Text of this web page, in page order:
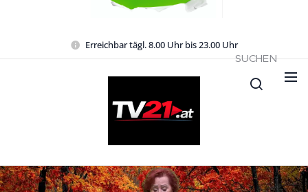
Erreichbar tägl. 8.00 Uhr bis 23.00 Uhr
SUCHEN